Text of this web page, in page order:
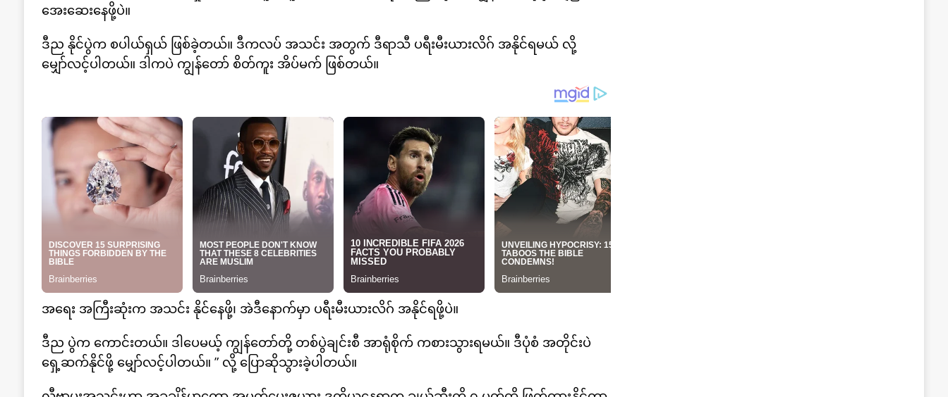
အေးဆေးနေဖို့ပဲ။
ဒီည နိုင်ပွဲက စပါယ်ရှယ် ဖြစ်ခဲ့တယ်။ ဒီကလပ် အသင်း အတွက် ဒီရာသီ ပရီးမီးယားလိဂ် အနိုင်ရမယ် လို့
မျှော်လင့်ပါတယ်။ ဒါကပဲ ကျွန်တော် စိတ်ကူး အိပ်မက် ဖြစ်တယ်။
အရေး အကြီးဆုံးက အသင်း နိုင်နေဖို့၊ အဲဒီနောက်မှာ ပရီးမီးယားလိဂ် အနိုင်ရဖို့ပဲ။
ဒီည ပွဲက ကောင်းတယ်။ ဒါပေမယ့် ကျွန်တော်တို့ တစ်ပွဲချင်းစီ အာရုံစိုက် ကစားသွားရမယ်။ ဒီပုံစံ အတိုင်းပဲ
ရှေ့ဆက်နိုင်ဖို့ မျှော်လင့်ပါတယ်။ ” လို့ ပြောဆိုသွားခဲ့ပါတယ်။